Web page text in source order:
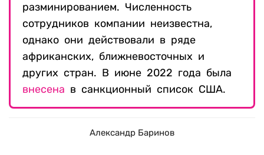
разминированием. Численность
сотрудников компании неизвестна,
однако они действовали в ряде
африканских, ближневосточных и
других стран. В июне 2022 года была
внесена в санкционный список США.
Александр Баринов